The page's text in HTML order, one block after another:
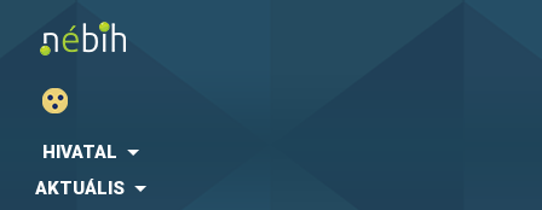
HIVATAL
AKTUÁLIS